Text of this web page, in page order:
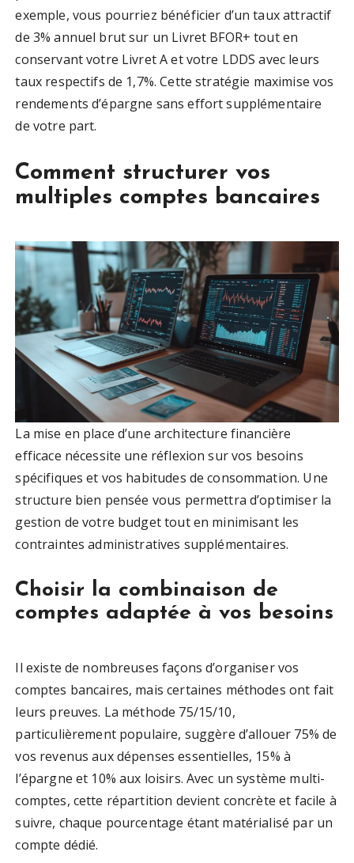
exemple, vous pourriez bénéficier d’un taux attractif
de 3% annuel brut sur un Livret BFOR+ tout en
conservant votre Livret A et votre LDDS avec leurs
taux respectifs de 1,7%. Cette stratégie maximise vos
rendements d’épargne sans effort supplémentaire
de votre part.
Comment structurer vos
multiples comptes bancaires
La mise en place d’une architecture financière
efficace nécessite une réflexion sur vos besoins
spécifiques et vos habitudes de consommation. Une
structure bien pensée vous permettra d’optimiser la
gestion de votre budget tout en minimisant les
contraintes administratives supplémentaires.
Choisir la combinaison de
comptes adaptée à vos besoins
Il existe de nombreuses façons d’organiser vos
comptes bancaires, mais certaines méthodes ont fait
leurs preuves. La méthode 75/15/10,
particulièrement populaire, suggère d’allouer 75% de
vos revenus aux dépenses essentielles, 15% à
l’épargne et 10% aux loisirs. Avec un système multi-
comptes, cette répartition devient concrète et facile à
suivre, chaque pourcentage étant matérialisé par un
compte dédié.